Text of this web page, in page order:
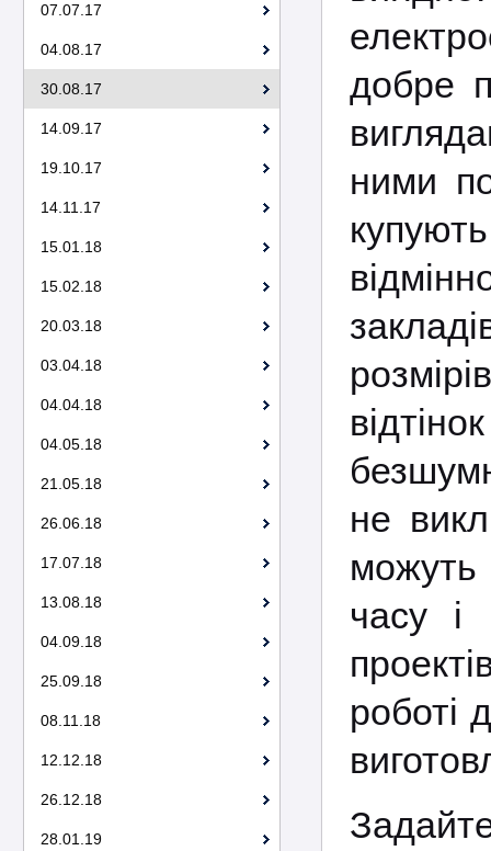
07.07.17
04.08.17
30.08.17
14.09.17
19.10.17
14.11.17
15.01.18
15.02.18
20.03.18
03.04.18
04.04.18
04.05.18
21.05.18
26.06.18
17.07.18
13.08.18
04.09.18
25.09.18
08.11.18
12.12.18
26.12.18
28.01.19
добре
ними
не
можуть
часу і
роботі